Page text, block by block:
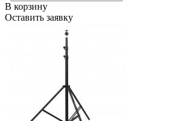
В корзину
Оставить заявку